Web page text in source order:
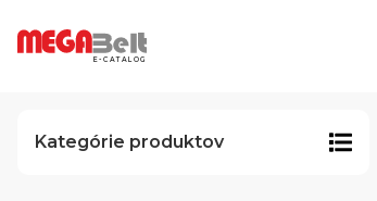
E-CATALOG
Kategórie produktov